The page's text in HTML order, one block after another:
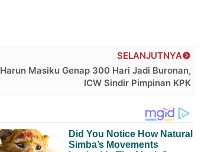
SELANJUTNYA
Harun Masiku Genap 300 Hari Jadi Buronan,
ICW Sindir Pimpinan KPK